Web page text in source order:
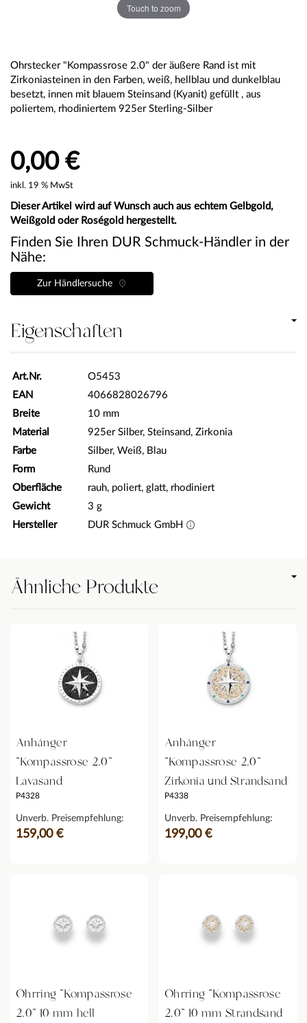
Touch to zoom
Ohrstecker "Kompassrose 2.0" der äußere Rand ist mit
Zirkoniasteinen in den Farben, weiß, hellblau und dunkelblau
besetzt, innen mit blauem Steinsand (Kyanit) gefüllt , aus
poliertem, rhodiniertem 925er Sterling-Silber
0,00 €
inkl. 19 % MwSt
Dieser Artikel wird auf Wunsch auch aus echtem Gelbgold,
Weißgold oder Roségold hergestellt.
Finden Sie Ihren DUR Schmuck-Händler in der
Nähe:
Zur Händlersuche
Eigenschaften
Art.Nr.
O5453
EAN
4066828026796
Breite
10 mm
Material
925er Silber, Steinsand, Zirkonia
Farbe
Silber, Weiß, Blau
Form
Rund
Oberfläche
rauh, poliert, glatt, rhodiniert
Gewicht
3 g
Hersteller
DUR Schmuck GmbH
Ähnliche Produkte
Anhänger
"Kompassrose 2.0"
Lavasand
P4328
Unverb. Preisempfehlung:
159,00 €
Anhänger
"Kompassrose 2.0"
Zirkonia und Strandsand
P4338
Unverb. Preisempfehlung:
199,00 €
Ohrring "Kompassrose
2.0" 10 mm hell
Ohrring "Kompassrose
2.0" 10 mm Strandsand